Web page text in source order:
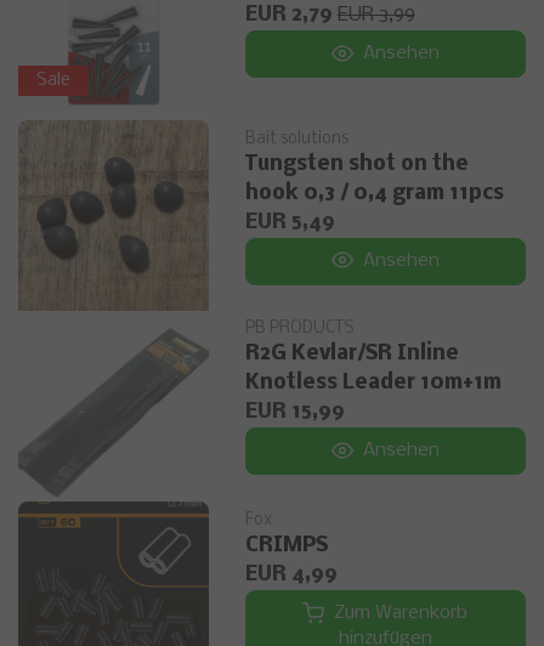
Sale
EUR 2,79 EUR 3,99
Ansehen
Bait solutions
Tungsten shot on the
hook 0,3 / 0,4 gram 11pcs
EUR 5,49
Ansehen
PB PRODUCTS
R2G Kevlar/SR Inline
Knotless Leader 10m+1m
EUR 15,99
Ansehen
Fox
CRIMPS
EUR 4,99
Zum Warenkorb
hinzufügen